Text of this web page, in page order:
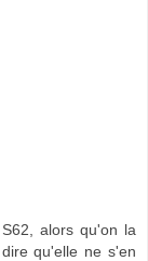
alors qu'on la
qu'elle ne s'en